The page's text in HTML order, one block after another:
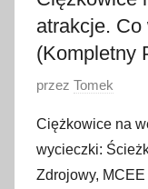
atrakcje.
(Kompletny
O
u
b
l
przez Tomek
Ciężkowice na
wycieczki:
Zdrojowy,